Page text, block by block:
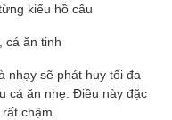
kiểu hồ câu
cá ăn tinh
nhạy sẽ phát huy tối đa
cá ăn nhẹ. Điều này đặc
chậm.